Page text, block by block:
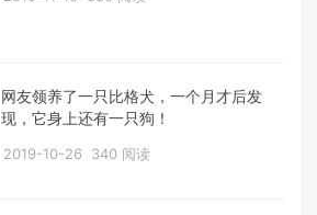
网友领养了一只比格犬，一个月才后发
现，它身上还有一只狗！
2019-10-26 340 阅读